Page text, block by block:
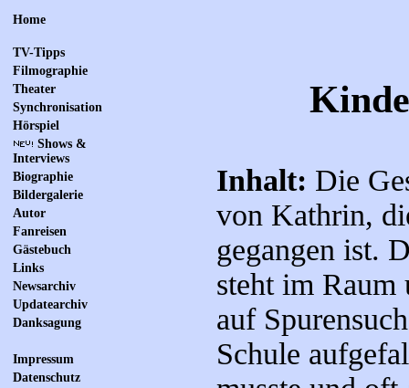
Home
TV-Tipps
Filmographie
Theater
Synchronisation
Hörspiel
Shows &
Interviews
Biographie
Bildergalerie
Autor
Fanreisen
Gästebuch
Links
Newsarchiv
Updatearchiv
Danksagung
Impressum
Datenschutz
Inhalt: Die
von Kathrin,
gegangen ist.
steht im Raum
auf
Schule